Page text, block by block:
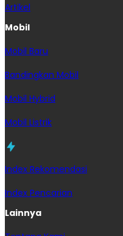
Artikel
Mobil
Mobil Baru
Bandingkan Mobil
Mobil Hybrid
Mobil Listrik
Index Rekomendasi
Index Pencarian
Lainnya